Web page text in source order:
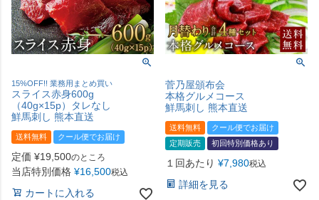
15%OFF!! 業務用まとめ買い
スライス赤身600g
（40g×15p）タレなし
鮮馬刺し 熊本直送
送料無料 クール便でお届け
定価 ¥19,500のところ
当店特別価格 ¥16,500税込
カートに入れる
菅乃屋頒布会
本格グルメコース
鮮馬刺し 熊本直送
送料無料
クール便でお届け
定期販売
初回特別価格あり
１回あたり ¥7,980税込
詳細を見る